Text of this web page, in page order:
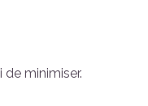
de minimiser.